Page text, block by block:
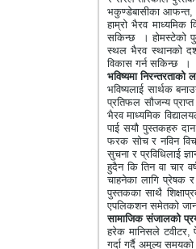
भकुण्डेबासीका आफन्त,
हाम्रो भैरव
सकिन्छ
। होमस्टेको
स्थल भैरव स्थानको
विकास गर्न सकिन्छ
।
भविष्यमा निरन्तरताको
भविष्यलाई सार्थक
प्रतिफल सौजन्य
भैरव माध्यमिक
पाई सयौ पुस्तकहरु
फरक सोच र नविन
सुचना र प्रविधिलाई
हुदैन कि तिन वा चार
चाहनेका लागि प्रेषक र
पुस्तकका साथै
एपलिकशन समेतको
सामाजिक संजालको
हरेक मानिसले टवीटर,
गर्दा गर्दै अमुल्य